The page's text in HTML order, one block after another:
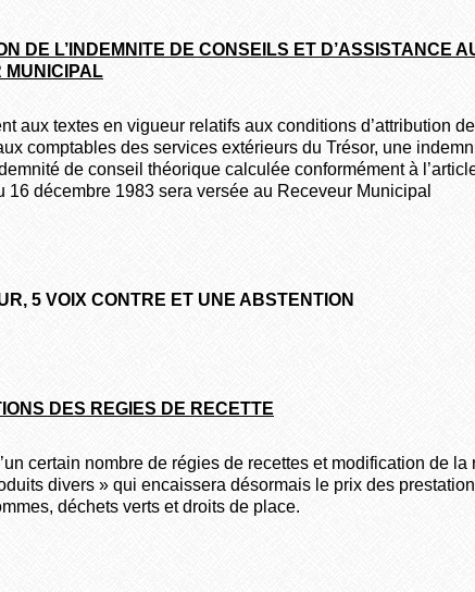
DE L’INDEMNITE DE CONSEILS ET D’ASSISTANCE
MUNICIPAL
aux textes en vigueur relatifs aux conditions d’attribution
comptables des services extérieurs du Trésor, une
de conseil théorique calculée conformément à
16 décembre 1983 sera versée au Receveur Municipal
5 VOIX CONTRE ET UNE ABSTENTION
DES REGIES DE RECETTE
certain nombre de régies de recettes et modification de la
divers » qui encaissera désormais le prix des
déchets verts et droits de place.